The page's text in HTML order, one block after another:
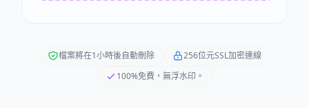
檔案將在1小時後自動刪除
256位元SSL加密連線
100%免費，無浮水印。